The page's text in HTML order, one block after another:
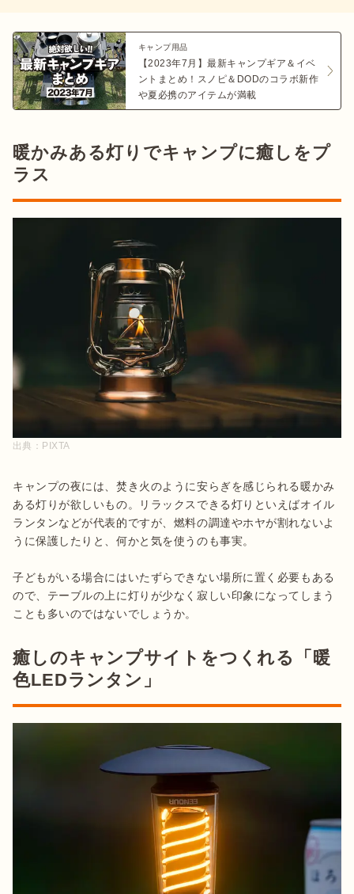
キャンプ用品
【2023年7月】最新キャンプギア＆イベ
ントまとめ！スノピ＆DODのコラボ新作
や夏必携のアイテムが満載
暖かみある灯りでキャンプに癒しをプ
ラス
出典： PIXTA
キャンプの夜には、焚き火のように安らぎを感じられる暖かみ
ある灯りが欲しいもの。リラックスできる灯りといえばオイル
ランタンなどが代表的ですが、燃料の調達やホヤが割れないよ
うに保護したりと、何かと気を使うのも事実。
子どもがいる場合にはいたずらできない場所に置く必要もある
ので、テーブルの上に灯りが少なく寂しい印象になってしまう
ことも多いのではないでしょうか。
癒しのキャンプサイトをつくれる「暖
色LEDランタン」